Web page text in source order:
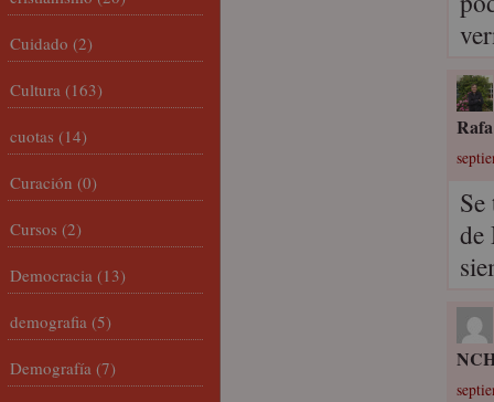
Rafa
de
Cuidado (2)
Cultura (163)
cuotas (14)
Curación (0)
Cursos (2)
Democracia (13)
demografia (5)
Demografía (7)